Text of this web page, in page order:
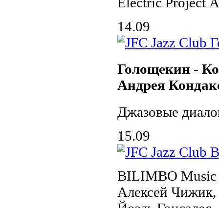
14.09
Голощекин -
Андрея
Джазовые
15.09
BILIMBO Music
Алексей